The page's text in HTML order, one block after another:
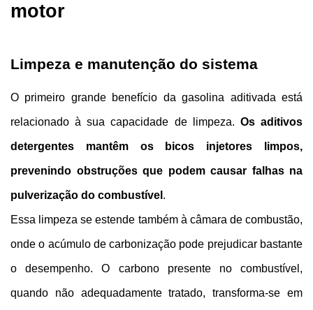
motor
Limpeza e manutenção do sistema
O primeiro grande benefício da gasolina aditivada está
relacionado à sua capacidade de limpeza. Os aditivos
detergentes mantêm os bicos injetores limpos,
prevenindo obstruções que podem causar falhas na
pulverização do combustível .
Essa limpeza se estende também à câmara de combustão,
onde o acúmulo de carbonização pode prejudicar bastante
o desempenho. O carbono presente no combustível,
quando não adequadamente tratado, transforma-se em